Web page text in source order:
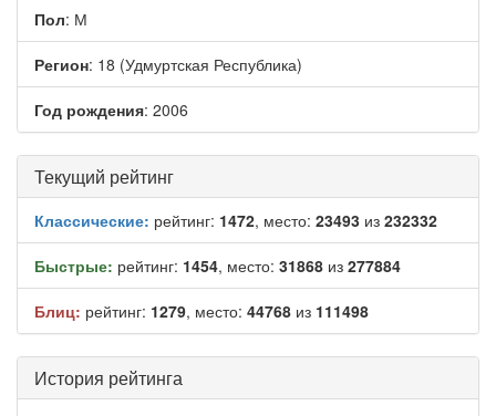
Пол: М
Регион: 18 (Удмуртская Республика)
Год рождения: 2006
Текущий рейтинг
Классические: рейтинг: 1472, место: 23493 из 232332
Быстрые: рейтинг: 1454, место: 31868 из 277884
Блиц: рейтинг: 1279, место: 44768 из 111498
История рейтинга